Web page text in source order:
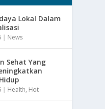
Lokal Dalam
| News
Sehat Yang
| Health, Hot